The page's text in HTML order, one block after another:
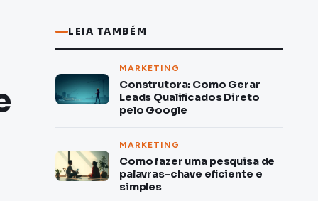
LEIA TAMBÉM
MARKETING
Construtora: Como Gerar
Leads Qualificados Direto
pelo Google
MARKETING
Como fazer uma pesquisa de
palavras-chave eficiente e
simples